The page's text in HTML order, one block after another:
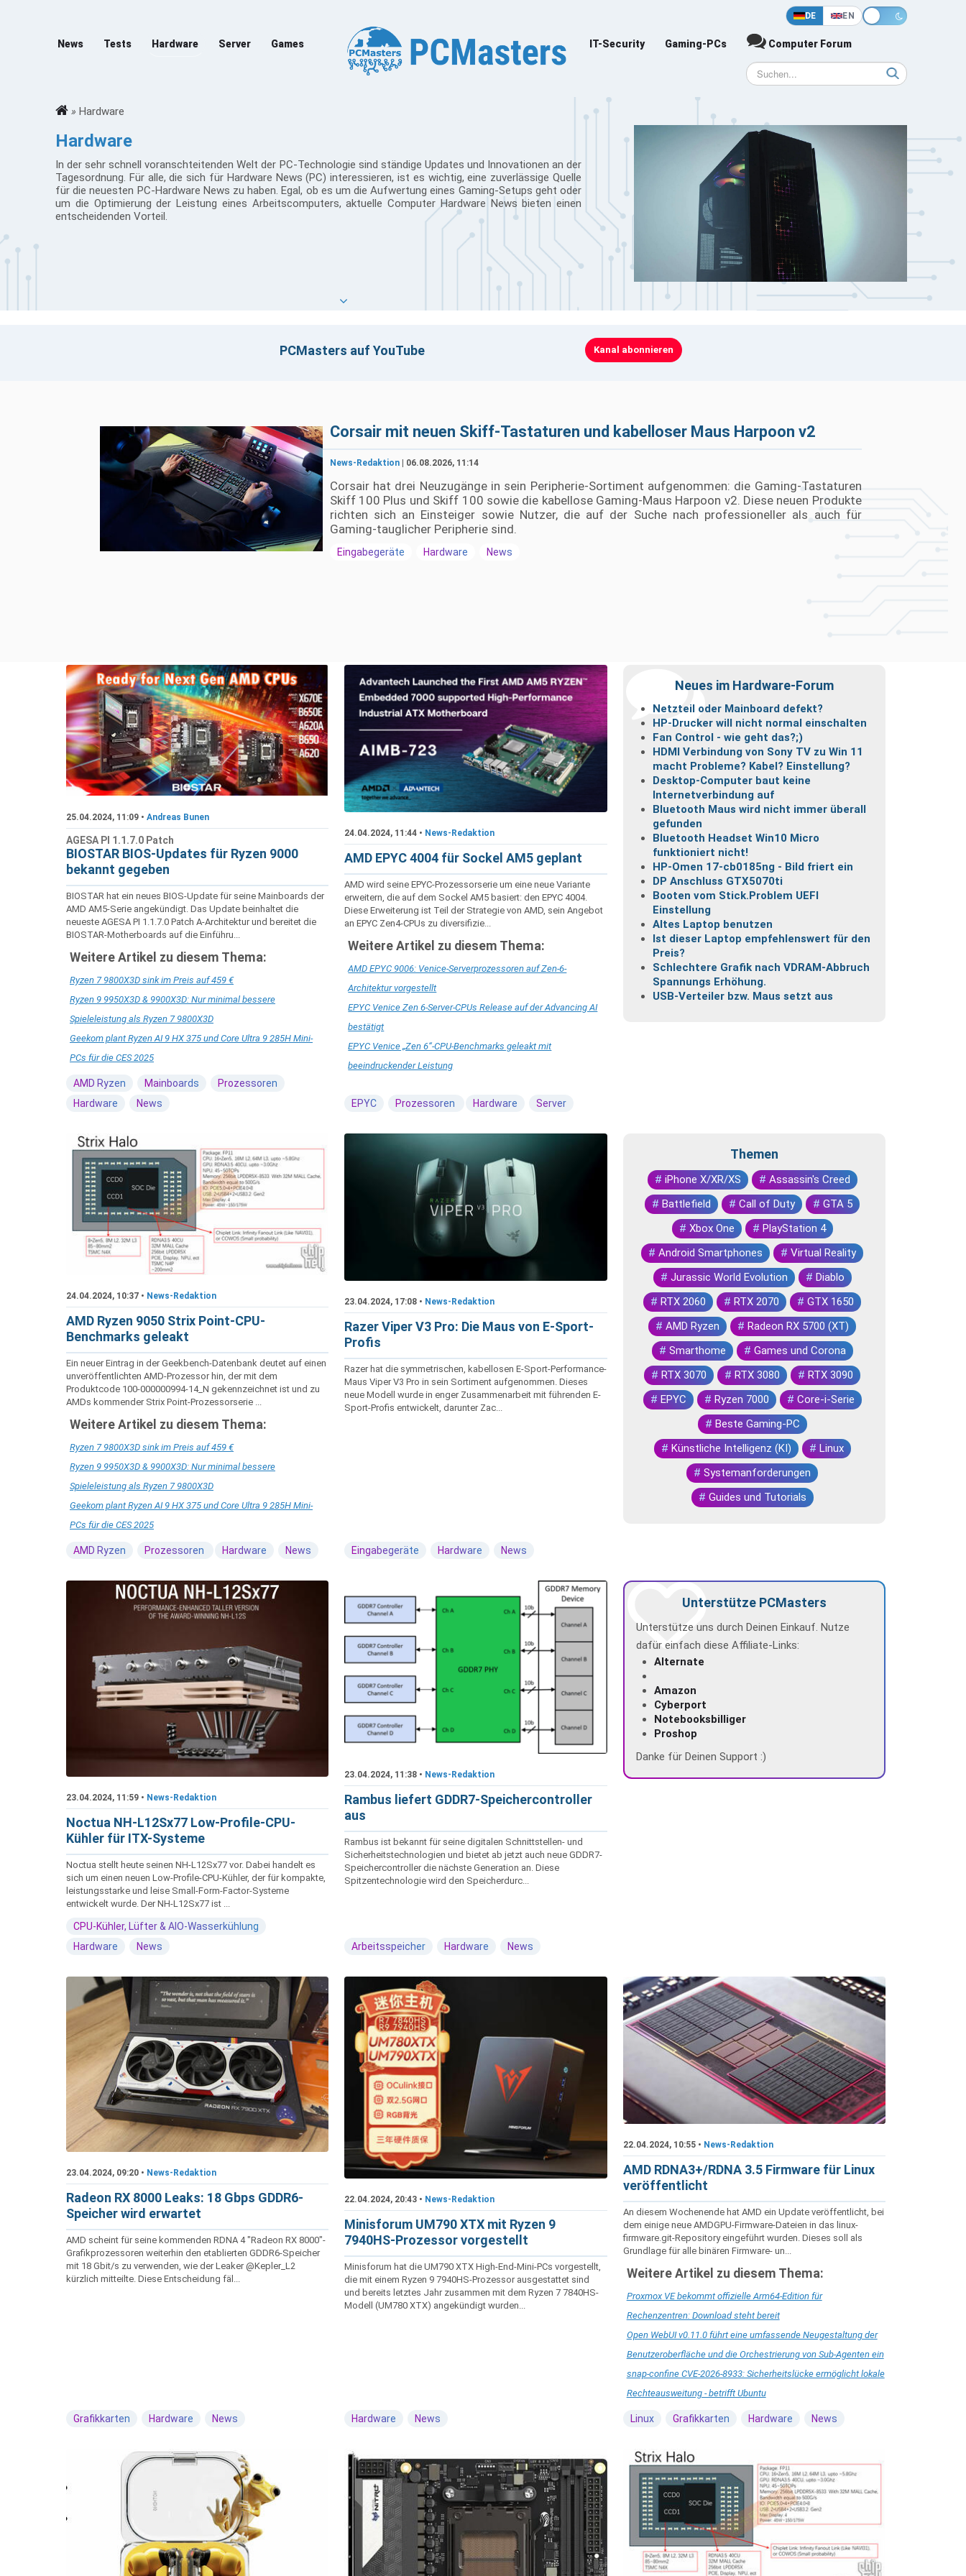
DE EN
News Tests Hardware Server Games IT-Security Gaming-PCs Computer Forum
» Hardware
Hardware
In der sehr schnell voranschteitenden Welt der PC-Technologie sind ständige Updates und Innovationen an der
Tagesordnung. Für alle, die sich für Hardware News (PC) interessieren, ist es wichtig, eine zuverlässige Quelle
für die neuesten PC-Hardware News zu haben. Egal, ob es um die Aufwertung eines Gaming-Setups geht oder
um die Optimierung der Leistung eines Arbeitscomputers, aktuelle Computer Hardware News bieten einen
entscheidenden Vorteil.
PC News Hardware-Seiten sind mehr als nur Informationsquellen; sie sind eine Gemeinschaft, in der
Enthusiasten und Profis gleichermaßen zusammenkommen, um über die neuesten Entwicklungen in der
Hardware Technology News mehr zu erfahren. Von den neuesten Grafikkarten, die die Grenzen dessen
verschieben, was in Spielen möglich ist, bis hin zu Prozessoren, die die Effizienz und Produktivität steigern,
Dabei ist es wichtig, dass die Informationen zugänglich und verständlich sind. Hardware-News deutsch zu
komplexe technische Details und Spezifikationen geht.
Zusammengefasst lässt sich sagen, dass Hardware News, insbesondere Hardware News mit Fokus auf PC
bzw. PC-Hardware News, essenziell für jeden sind, der seine Kenntnisse und Verständnis der aktuellen PC-
Technologien vertiefen möchte. Mit Zugang zu Computer Hardware News und PC News Hardware bleiben Sie
stets informiert über die neuesten Trends und Entwicklungen. Und für die deutschsprachige Gemeinschaft
bieten Hardware-News deutsch einen wertvollen Service, um sicherzustellen, dass niemand hinter den
neuesten Hardware Technology News zurückbleibt.
PCMasters auf YouTube Kanal abonnieren
Klicken zum Laden · Erst beim Klick werden YouTube-Cookies gesetzt
Corsair mit neuen Skiff-Tastaturen und kabelloser Maus Harpoon v2
News-Redaktion| 06.08.2026, 11:14
Corsair hat drei Neuzugänge in sein Peripherie-Sortiment aufgenommen: die Gaming-Tastaturen
Skiff 100 Plus und Skiff 100 sowie die kabellose Gaming-Maus Harpoon v2. Diese neuen Produkte
richten sich an Einsteiger sowie Nutzer, die auf der Suche nach professioneller als auch für
Gaming-tauglicher Peripherie sind.
Eingabegeräte Hardware News
25.04.2024, 11:09 • Andreas Bunen
AGESA PI 1.1.7.0 Patch
BIOSTAR BIOS-Updates für Ryzen 9000
bekannt gegeben
BIOSTAR hat ein neues BIOS-Update für seine Mainboards der
AMD AM5-Serie angekündigt. Das Update beinhaltet die
neueste AGESA PI 1.1.7.0 Patch A-Architektur und bereitet die
BIOSTAR-Motherboards auf die Einführu...
Weitere Artikel zu diesem Thema:
Ryzen 7 9800X3D sink im Preis auf 459 €
Ryzen 9 9950X3D & 9900X3D: Nur minimal bessere
Spieleleistung als Ryzen 7 9800X3D
Geekom plant Ryzen AI 9 HX 375 und Core Ultra 9 285H Mini-
PCs für die CES 2025
AMD Ryzen Mainboards
Prozessoren
Hardware
News
24.04.2024, 11:44 • News-Redaktion
AMD EPYC 4004 für Sockel AM5 geplant
AMD wird seine EPYC-Prozessorserie um eine neue Variante
erweitern, die auf dem Sockel AM5 basiert: den EPYC 4004.
Diese Erweiterung ist Teil der Strategie von AMD, sein Angebot
an EPYC Zen4-CPUs zu diversifizie...
Weitere Artikel zu diesem Thema:
AMD EPYC 9006: Venice-Serverprozessoren auf Zen-6-
Architektur vorgestellt
EPYC Venice Zen 6-Server-CPUs Release auf der Advancing AI
bestätigt
EPYC Venice „Zen 6“-CPU-Benchmarks geleakt mit
beeindruckender Leistung
EPYC Prozessoren Hardware Server
Neues im Hardware-Forum
Netzteil oder Mainboard defekt?
HP-Drucker will nicht normal einschalten
Fan Control - wie geht das?;)
HDMI Verbindung von Sony TV zu Win 11
macht Probleme? Kabel? Einstellung?
Desktop-Computer baut keine
Internetverbindung auf
Bluetooth Maus wird nicht immer überall
gefunden
Bluetooth Headset Win10 Micro
funktioniert nicht!
HP-Omen 17-cb0185ng - Bild friert ein
DP Anschluss GTX5070ti
Booten vom Stick.Problem UEFI
Einstellung
Altes Laptop benutzen
Ist dieser Laptop empfehlenswert für den
Preis?
Schlechtere Grafik nach VDRAM-Abbruch
Spannungs Erhöhung.
USB-Verteiler bzw. Maus setzt aus
24.04.2024, 10:37 • News-Redaktion
AMD Ryzen 9050 Strix Point-CPU-
Benchmarks geleakt
Ein neuer Eintrag in der Geekbench-Datenbank deutet auf einen
unveröffentlichten AMD-Prozessor hin, der mit dem
Produktcode 100-000000994-14_N gekennzeichnet ist und zu
AMDs kommender Strix Point-Prozessorserie ...
Weitere Artikel zu diesem Thema:
Ryzen 7 9800X3D sink im Preis auf 459 €
Ryzen 9 9950X3D & 9900X3D: Nur minimal bessere
Spieleleistung als Ryzen 7 9800X3D
Geekom plant Ryzen AI 9 HX 375 und Core Ultra 9 285H Mini-
PCs für die CES 2025
AMD Ryzen Prozessoren Hardware News
23.04.2024, 17:08 • News-Redaktion
Razer Viper V3 Pro: Die Maus von E-Sport-
Profis
Razer hat die symmetrischen, kabellosen E-Sport-Performance-
Maus Viper V3 Pro in sein Sortiment aufgenommen. Dieses
neue Modell wurde in enger Zusammenarbeit mit führenden E-
Sport-Profis entwickelt, darunter Zac...
Eingabegeräte Hardware News
Themen
# iPhone X/XR/XS # Assassin's Creed
#Battlefield #Call of Duty #GTA 5
# Xbox One # PlayStation 4
#Android Smartphones #Virtual Reality
# Jurassic World Evolution # Diablo
#RTX 2060 #RTX 2070 #GTX 1650
#AMD Ryzen #Radeon RX 5700 (XT)
# Smarthome # Games und Corona
#RTX 3070 #RTX 3080 #RTX 3090
# EPYC # Ryzen 7000 # Core-i-Serie
# Beste Gaming-PC
# Künstliche Intelligenz (KI) # Linux
#Systemanforderungen
# Guides und Tutorials
23.04.2024, 11:59 • News-Redaktion
Noctua NH-L12Sx77 Low-Profile-CPU-
Kühler für ITX-Systeme
Noctua stellt heute seinen NH-L12Sx77 vor. Dabei handelt es
sich um einen neuen Low-Profile-CPU-Kühler, der für kompakte,
leistungsstarke und leise Small-Form-Factor-Systeme
entwickelt wurde. Der NH-L12Sx77 ist ...
CPU-Kühler, Lüfter & AIO-Wasserkühlung
Hardware
News
23.04.2024, 11:38 • News-Redaktion
Rambus liefert GDDR7-Speichercontroller
aus
Rambus ist bekannt für seine digitalen Schnittstellen- und
Sicherheitstechnologien und bietet ab jetzt auch neue GDDR7-
Speichercontroller die nächste Generation an. Diese
Spitzentechnologie wird den Speicherdurc...
Arbeitsspeicher Hardware News
Unterstütze PCMasters
Unterstütze uns durch Deinen Einkauf. Nutze
dafür einfach diese Affiliate-Links:
Alternate
Amazon
Cyberport
Notebooksbilliger
Proshop
Danke für Deinen Support :)
23.04.2024, 09:20 • News-Redaktion
Radeon RX 8000 Leaks: 18 Gbps GDDR6-
Speicher wird erwartet
AMD scheint für seine kommenden RDNA 4 "Radeon RX 8000"-
Grafikprozessoren weiterhin den etablierten GDDR6-Speicher
mit 18 Gbit/s zu verwenden, wie der Leaker @Kepler_L2
kürzlich mitteilte. Diese Entscheidung fäl...
Grafikkarten Hardware News
22.04.2024, 20:43 • News-Redaktion
Minisforum UM790 XTX mit Ryzen 9
7940HS-Prozessor vorgestellt
Minisforum hat die UM790 XTX High-End-Mini-PCs vorgestellt,
die mit einem Ryzen 9 7940HS-Prozessor ausgestattet sind
und bereits letztes Jahr zusammen mit dem Ryzen 7 7840HS-
Modell (UM780 XTX) angekündigt wurden...
Hardware News
22.04.2024, 10:55 • News-Redaktion
AMD RDNA3+/RDNA 3.5 Firmware für Linux
veröffentlicht
An diesem Wochenende hat AMD ein Update veröffentlicht, bei
dem einige neue AMDGPU-Firmware-Dateien in das linux-
firmware.git-Repository eingeführt wurden. Dieses soll als
Grundlage für alle binären Firmware- un...
Weitere Artikel zu diesem Thema:
Proxmox VE bekommt offizielle Arm64-Edition für
Rechenzentren: Download steht bereit
Open WebUI v0.11.0 führt eine umfassende Neugestaltung der
Benutzeroberfläche und die Orchestrierung von Sub-Agenten ein
snap-confine CVE-2026-8933: Sicherheitslücke ermöglicht lokale
Rechteausweitung - betrifft Ubuntu
Linux Grafikkarten Hardware News